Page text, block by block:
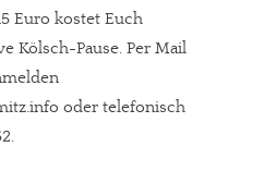
Euro kostet Euch
Kölsch-Pause. Per Mail
oder telefonisch